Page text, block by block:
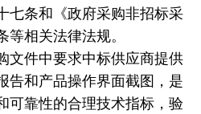
七条和《政府采购非招标采
相关法律法规。
文件中要求中标供应商提供
告和产品操作界面截图，是
可靠性的合理技术指标，验